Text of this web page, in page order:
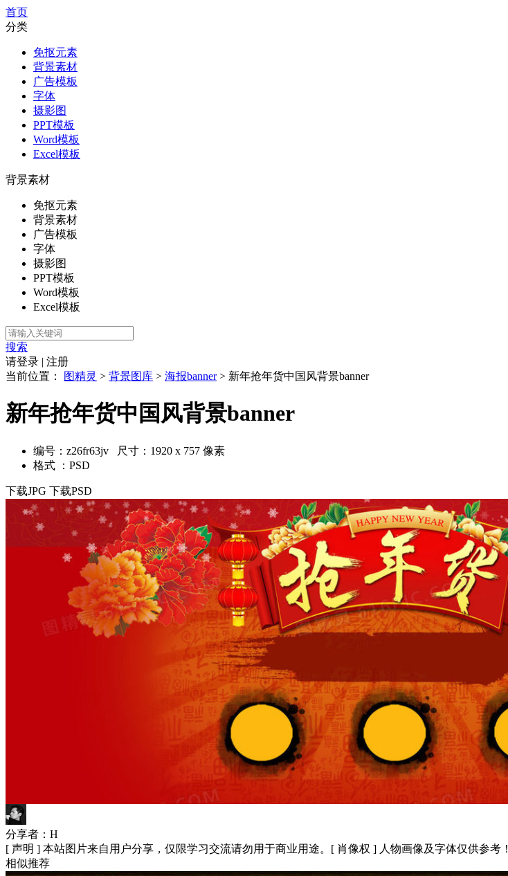
首页
分类
免抠元素
背景素材
广告模板
字体
摄影图
PPT模板
Word模板
Excel模板
背景素材
免抠元素
背景素材
广告模板
字体
摄影图
PPT模板
Word模板
Excel模板
搜索
请登录 | 注册
当前位置：
图精灵 > 背景图库 > 海报banner> 新年抢年货中国风背景banner
新年抢年货中国风背景banner
编号：z26fr63jv 尺寸：1920 x 757 像素
格式 ：PSD
下载JPG 下载PSD
分享者：H
[ 声明 ] 本站图片来自用户分享，仅限学习交流请勿用于商业用途。[ 肖像权 ] 人物画像及字体仅供参考！
相似推荐